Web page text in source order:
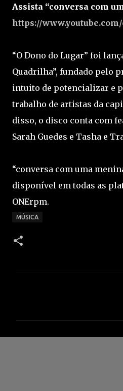
Assista “conversa com
https://
“O Dono do Lugar” foi
Quadrilha”, fundado pelo
intuito de potencializar e
trabalho de artistas da
disso, o disco conta com
Sarah Guedes e Tasha e
“conversa com uma
disponível em todas as
ONErpm.
MÚSICA